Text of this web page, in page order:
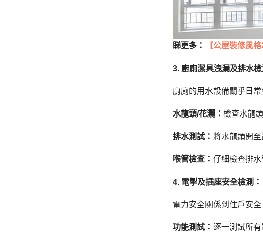
睇更多： 【公屋裝修風
3. 廚廁潔具洩漏及排水檢
廚廁的用水設備關乎日
水龍頭/花灑： 檢查水龍
排水測試： 將水龍頭開
喉管檢查： 仔細檢查排
4. 電掣及插座安全檢測：
電力安全關係到住戶安
功能測試： 逐一測試所